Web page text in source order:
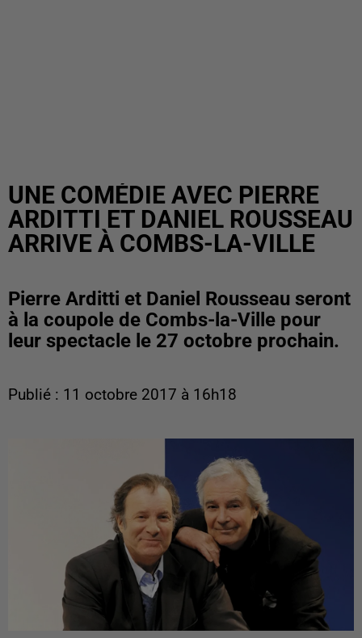
UNE COMÉDIE AVEC PIERRE
ARDITTI ET DANIEL ROUSSEAU
ARRIVE À COMBS-LA-VILLE
Pierre Arditti et Daniel Rousseau seront
à la coupole de Combs-la-Ville pour
leur spectacle le 27 octobre prochain.
Publié : 11 octobre 2017 à 16h18